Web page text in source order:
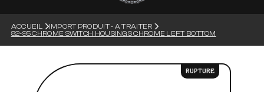
ACCUEIL
IMPORT PRODUIT - A TRAITER
82-95 CHROME SWITCH HOUSINGS CHROME LEFT BOTTOM
RUPTURE